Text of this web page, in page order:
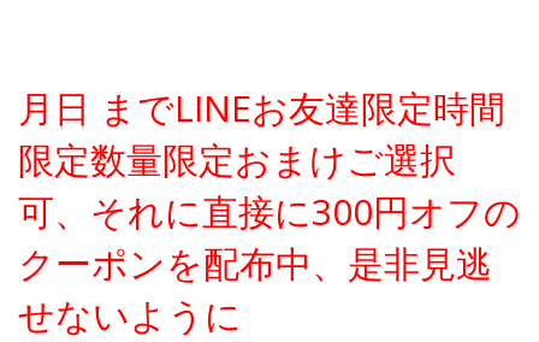
月日 までLINEお友達限定時間
限定数量限定おまけご選択
可、それに直接に300円オフの
クーポンを配布中、是非見逃
せないように